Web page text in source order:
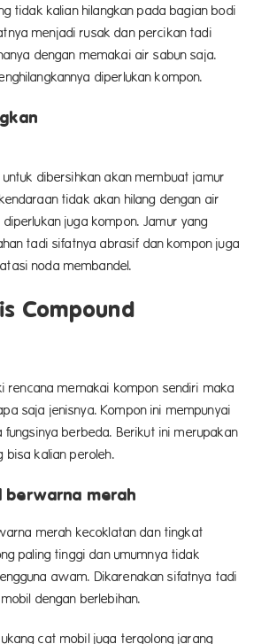
tidak kalian hilangkan pada bagian bodi
menjadi rusak dan percikan tadi
dengan memakai air sabun saja.
diperlukan kompon.
dibersihkan akan membuat jamur
tidak akan hilang dengan air
juga kompon. Jamur yang
tadi sifatnya abrasif dan kompon juga
noda membandel.
Compound
rencana memakai kompon sendiri maka
saja jenisnya. Kompon ini mempunyai
berbeda. Berikut ini merupakan
bisa kalian peroleh.
berwarna merah
merah kecoklatan dan tingkat
paling tinggi dan umumnya tidak
awam. Dikarenakan sifatnya tadi
dengan berlebihan.
cat mobil juga tergolong jarang